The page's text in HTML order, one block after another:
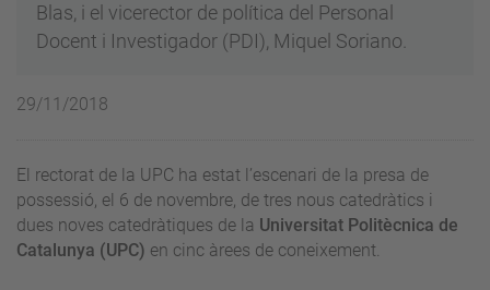
Blas, i el vicerector de política del Personal
Docent i Investigador (PDI), Miquel Soriano.
29/11/2018
El rectorat de la UPC ha estat l’escenari de la presa de
possessió, el 6 de novembre, de tres nous catedràtics i
dues noves catedràtiques de la Universitat Politècnica de
Catalunya (UPC) en cinc àrees de coneixement.